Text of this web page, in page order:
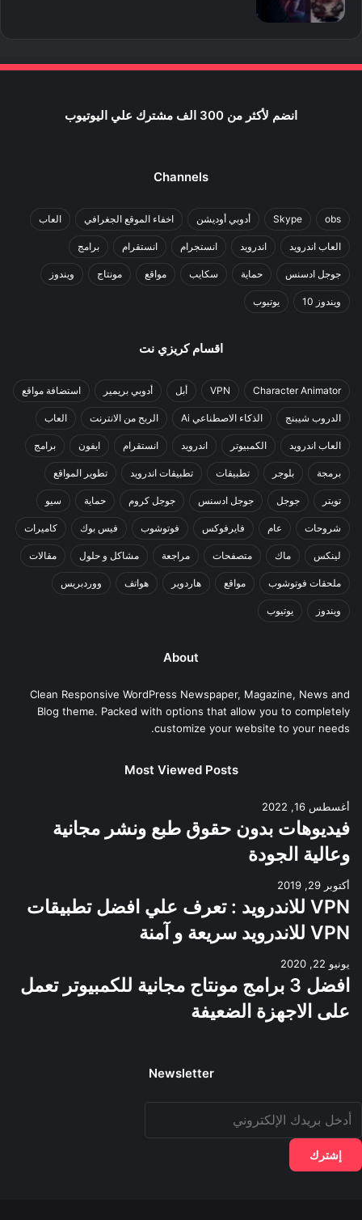
انضم لأكثر من 300 الف مشترك علي اليوتيوب
Channels
obs
Skype أدوبي أوديشن اخفاء الموقع الجغرافي العاب
العاب اندرويد اندرويد انستجرام انستقرام برامج
جوجل ادسنس حماية سكايب مواقع مونتاج ويندوز
ويندوز 10 يوتيوب
اقسام كريزي نت
Character Animator
VPN أبل أدوبي بريمير استضافة مواقع
الدروب شيبنج الذكاء الاصطناعي Ai الربح من الانترنت العاب
العاب اندرويد الكمبيوتر اندرويد انستقرام ايفون برامج
برمجة بلوجر تطبيقات تطبيقات اندرويد تطوير المواقع
تويتر جوجل جوجل ادسنس جوجل كروم حماية سيو
شروحات عام فايرفوكس فوتوشوب فيس بوك كاميرات
لينكس ماك متصفحات مراجعة مشاكل و حلول مقالات
ملحقات فوتوشوب مواقع هاردوير هواتف ووردبريس
ويندوز يوتيوب
About
Clean Responsive WordPress Newspaper, Magazine, News and
Blog theme. Packed with options that allow you to completely
customize your website to your needs.
Most Viewed Posts
أغسطس 16, 2022
فيديوهات بدون حقوق طبع ونشر مجانية
وعالية الجودة
أكتوبر 29, 2019
VPN للاندرويد : تعرف علي افضل تطبيقات
VPN للاندرويد سريعة و آمنة
يونيو 22, 2020
افضل 3 برامج مونتاج مجانية للكمبيوتر تعمل
على الاجهزة الضعيفة
Newsletter
أدخل
بريدك
الإلكتروني